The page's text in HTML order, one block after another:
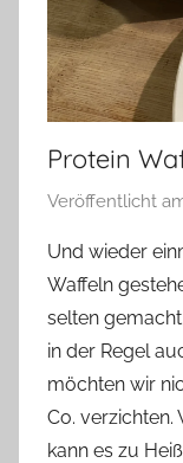
Protein
Veröffentlicht
Und wieder
Waffeln
selten
in der Regel
möchten wir
Co. verzichten.
kann es zu